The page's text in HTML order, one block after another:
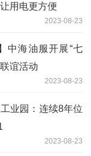
用电更方便
2023-08-23
中海油服开展“七
谊活动
2023-08-23
业园：连续8年位
2023-08-23